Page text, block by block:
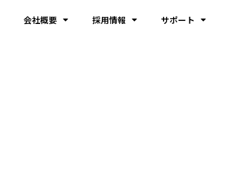
会社概要 採用情報 サポート